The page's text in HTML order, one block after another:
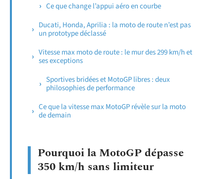
Ce que change l’appui aéro en courbe
Ducati, Honda, Aprilia : la moto de route n’est pas
un prototype déclassé
Vitesse max moto de route : le mur des 299 km/h et
ses exceptions
Sportives bridées et MotoGP libres : deux
philosophies de performance
Ce que la vitesse max MotoGP révèle sur la moto
de demain
Pourquoi la MotoGP dépasse
350 km/h sans limiteur